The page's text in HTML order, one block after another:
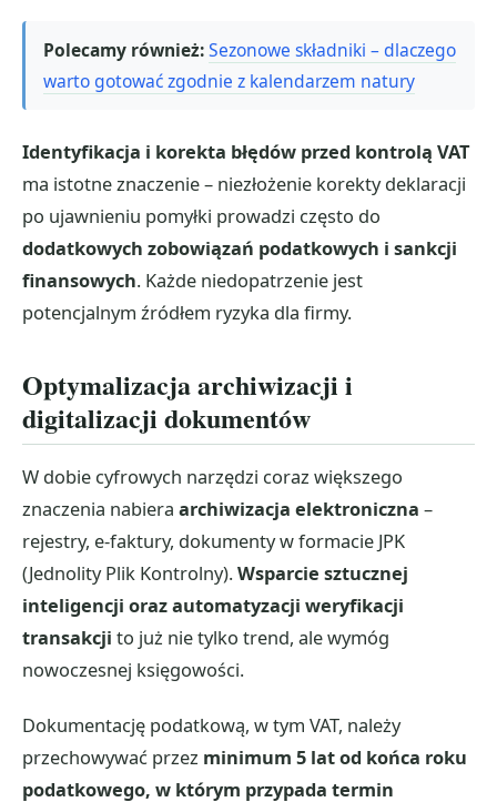
Polecamy również:Sezonowe składniki – dlaczego
warto gotować zgodnie z kalendarzem natury
Identyfikacja i korekta błędów przed kontrolą VAT
ma istotne znaczenie – niezłożenie korekty deklaracji
po ujawnieniu pomyłki prowadzi często do
dodatkowych zobowiązań podatkowych i sankcji
finansowych. Każde niedopatrzenie jest
potencjalnym źródłem ryzyka dla firmy.
Optymalizacja archiwizacji i
digitalizacji dokumentów
W dobie cyfrowych narzędzi coraz większego
znaczenia nabiera archiwizacja elektroniczna –
rejestry, e-faktury, dokumenty w formacie JPK
(Jednolity Plik Kontrolny).Wsparcie sztucznej
inteligencji oraz automatyzacji weryfikacji
transakcji to już nie tylko trend, ale wymóg
nowoczesnej księgowości.
Dokumentację podatkową, w tym VAT, należy
przechowywać przez minimum 5 lat od końca roku
podatkowego, w którym przypada termin